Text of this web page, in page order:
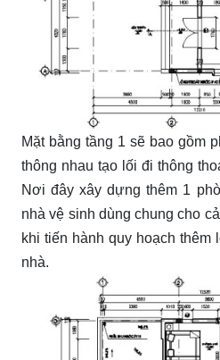
Mặt bằng tầng 1 sẽ bao gồm
thông nhau tạo lối đi thông
Nơi đây xây dựng thêm 1
nhà vệ sinh dùng chung cho
khi tiến hành quy hoạch thêm
nhà.